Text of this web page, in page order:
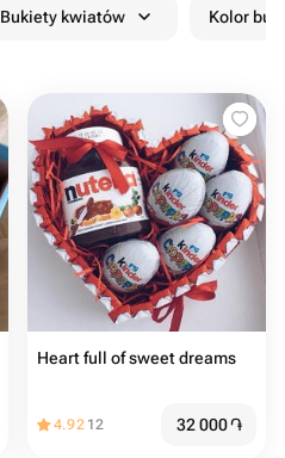
Bukiety kwiatów Kolor
Heart full of sweet dreams
4.92 12 32 000֏